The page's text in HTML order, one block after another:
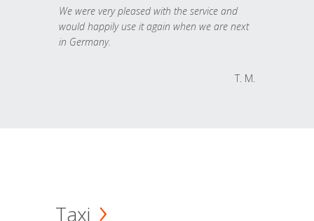
We were very pleased with the service and
would happily use it again when we are next
in Germany.
T. M.
Taxi